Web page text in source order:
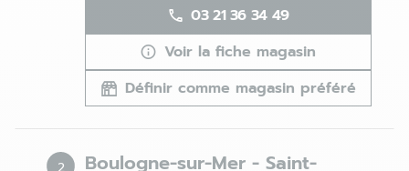
03 21 36 34 49
Voir la fiche magasin
Définir comme magasin préféré
Boulogne-sur-Mer - Saint-